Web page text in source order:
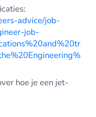
advice/job-
job-
hoe je een jet-